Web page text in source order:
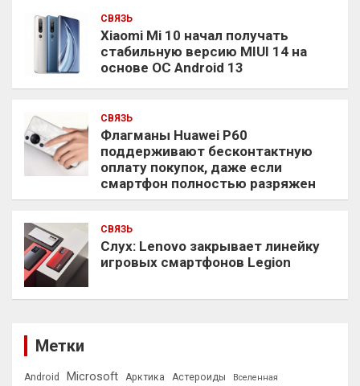
СВЯЗЬ
Xiaomi Mi 10 начал получать
стабильную версию MIUI 14 на
основе ОС Android 13
СВЯЗЬ
Флагманы Huawei P60
поддерживают бесконтактную
оплату покупок, даже если
смартфон полностью разряжен
СВЯЗЬ
Слух: Lenovo закрывает линейку
игровых смартфонов Legion
Метки
Android Microsoft Арктика Астероиды Вселенная